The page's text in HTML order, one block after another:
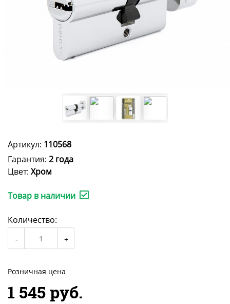
Артикул: 110568
Гарантия: 2 года
Цвет: Хром
Товар в наличии
Количество:
Розничная цена
1 545 руб.